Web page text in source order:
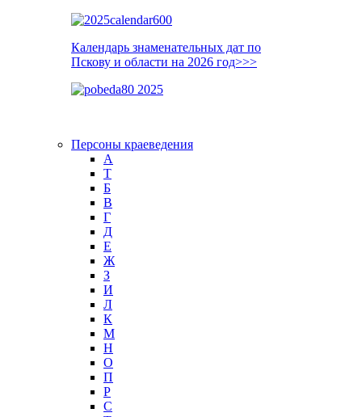
Календарь знаменательных дат по
Пскову и области на 2026 год>>>
Персоны краеведения
А
T
Б
В
Г
Д
Е
Ж
З
И
Л
К
М
Н
О
П
Р
С